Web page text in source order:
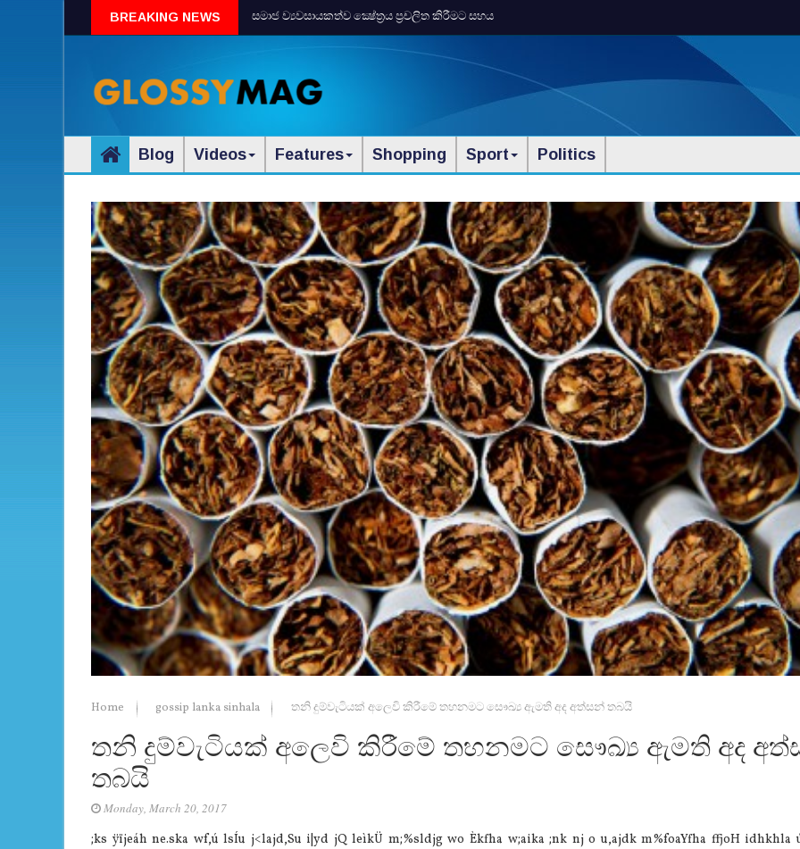
BREAKING NEWS සමාජ ව්‍යවසායකත්ව ක්‍ෂේත්‍රය ප්‍රචලිත කිරීමට සහය
Blog Videos Features Shopping Sport Politics
Home gossip lanka sinhala තනි දුම්වැටියක් අලෙවි කිරීමේ තහනමට සෞඛ්‍ය ඇමති අද අත්සන් තබයි
තනි දුම්වැටියක් අලෙවි කිරීමේ තහනමට සෞඛ්‍ය ඇමති අද
තබයි
Monday, March 20, 2017
;ks ÿïjeáh ne.ska wf,ú lsÍu j<lajd,Su i|yd jQ leìkÜ m;%sldjg wo Èkfha w;aika ;nk nj o u,ajdk m%foaYfha ffjoH idhkhla